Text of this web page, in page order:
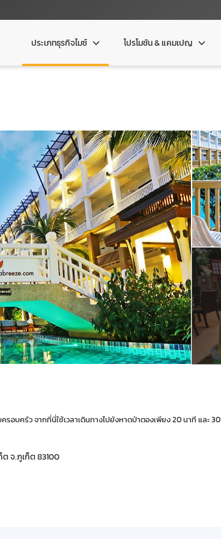
ประเภทธุรกิจไมซ์ โปรโมชัน & แคมเปญ
บครัว จากที่นี่ใช้เวลาเดินทางไปยังหาดป่าตองเพียง 20 นาที และ 30
ต จ.ภูเก็ต 83100